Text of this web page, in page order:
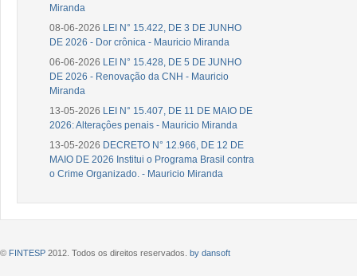
Miranda
08-06-2026 LEI N° 15.422, DE 3 DE JUNHO
DE 2026 - Dor crônica - Mauricio Miranda
06-06-2026 LEI N° 15.428, DE 5 DE JUNHO
DE 2026 - Renovação da CNH - Mauricio
Miranda
13-05-2026 LEI N° 15.407, DE 11 DE MAIO DE
2026: Alteraçôes penais - Mauricio Miranda
13-05-2026 DECRETO N° 12.966, DE 12 DE
MAIO DE 2026 Institui o Programa Brasil contra
o Crime Organizado. - Mauricio Miranda
© FINTESP 2012. Todos os direitos reservados. by dansoft